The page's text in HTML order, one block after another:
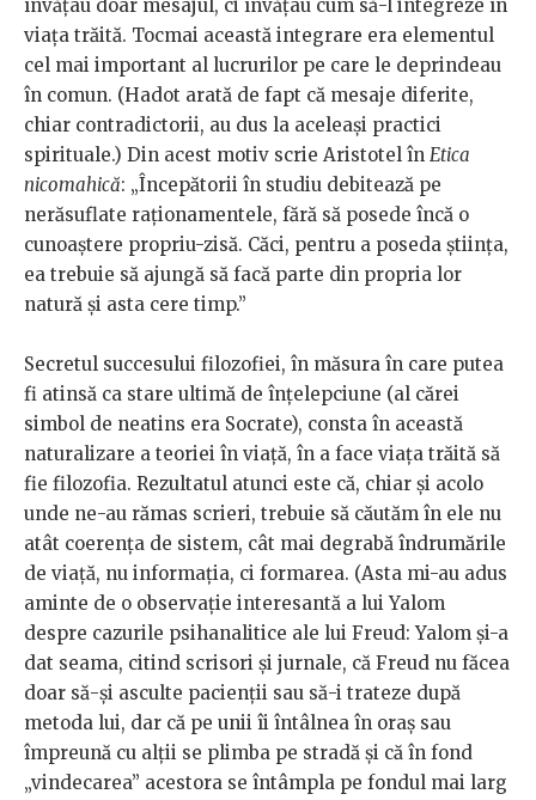
învățau doar mesajul, ci învățau cum să-l integreze în
viața trăită. Tocmai această integrare era elementul
cel mai important al lucrurilor pe care le deprindeau
în comun. (Hadot arată de fapt că mesaje diferite,
chiar contradictorii, au dus la aceleași practici
spirituale.) Din acest motiv scrie Aristotel în Etica
nicomahică: „Începătorii în studiu debitează pe
nerăsuflate raționamentele, fără să posede încă o
cunoaștere propriu-zisă. Căci, pentru a poseda știința,
ea trebuie să ajungă să facă parte din propria lor
natură și asta cere timp.”
Secretul succesului filozofiei, în măsura în care putea
fi atinsă ca stare ultimă de înțelepciune (al cărei
simbol de neatins era Socrate), consta în această
naturalizare a teoriei în viață, în a face viața trăită să
fie filozofia. Rezultatul atunci este că, chiar și acolo
unde ne-au rămas scrieri, trebuie să căutăm în ele nu
atât coerența de sistem, cât mai degrabă îndrumările
de viață, nu informația, ci formarea. (Asta mi-au adus
aminte de o observație interesantă a lui Yalom
despre cazurile psihanalitice ale lui Freud: Yalom și-a
dat seama, citind scrisori și jurnale, că Freud nu făcea
doar să-și asculte pacienții sau să-i trateze după
metoda lui, dar că pe unii îi întâlnea în oraș sau
împreună cu alții se plimba pe stradă și că în fond
„vindecarea” acestora se întâmpla pe fondul mai larg